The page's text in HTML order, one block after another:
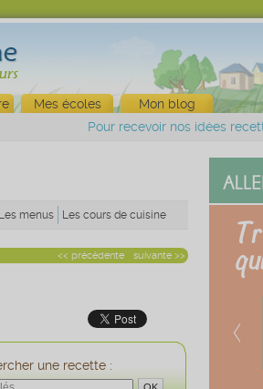
Mes écoles
Mon blog
Pour recevoir nos idées
Les menus Les cours de cuisine
suivante >>
<< précédente
une recette :